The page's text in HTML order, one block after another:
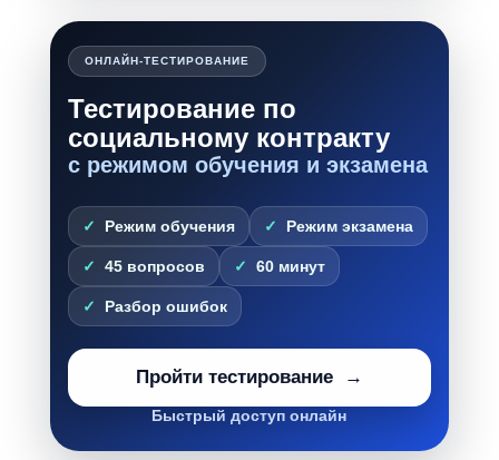
ОНЛАЙН-ТЕСТИРОВАНИЕ
Тестирование по
социальному контракту
с режимом обучения и экзамена
Режим обучения Режим экзамена
45 вопросов 60 минут
Разбор ошибок
Пройти тестирование
Быстрый доступ онлайн